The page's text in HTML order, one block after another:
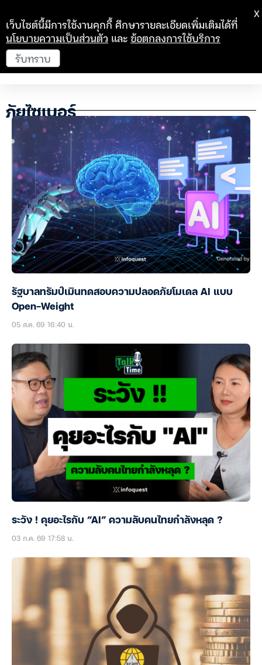
ภัยไซเบอร์
รัฐบาลทรัมป์เมินทดสอบความปลอดภัยโมเดล AI แบบ
Open-Weight
05 ส.ค. 69 16:40 น.
ระวัง ! คุยอะไรกับ “AI” ความลับคนไทยกำลังหลุด ?
03 ก.ค. 69 17:58 น.
เว็บไซต์นี้มีการใช้งานคุกกี้ ศึกษารายละเอียดเพิ่มเติมได้ที่
นโยบายความเป็นส่วนตัว และข้อตกลงการใช้บริการ
รับทราบ
X